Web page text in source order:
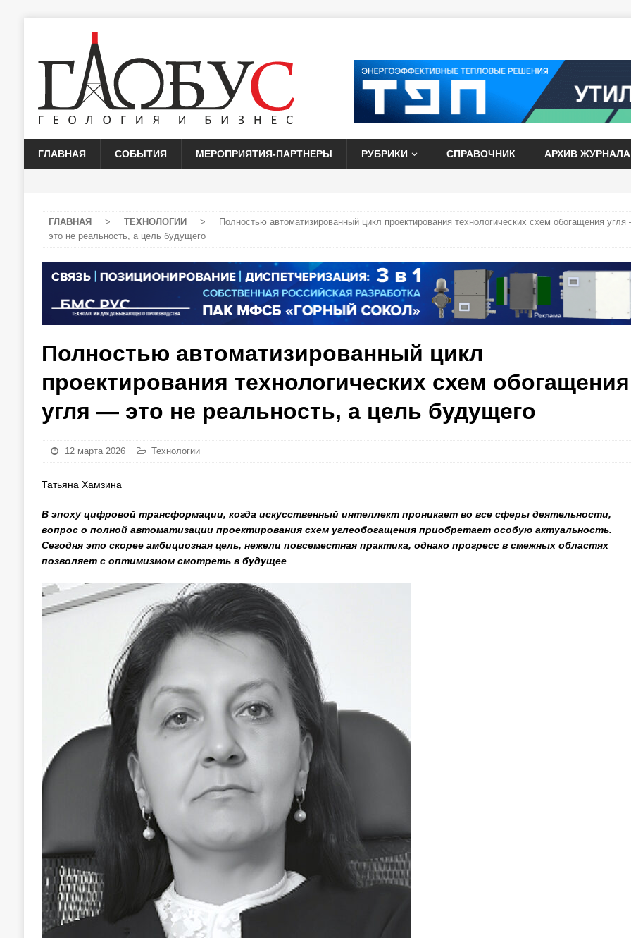
ГЛАВНАЯ СОБЫТИЯ МЕРОПРИЯТИЯ-ПАРТНЕРЫ РУБРИКИ СПРАВОЧНИК АРХИВ ЖУРНАЛА
ГЛАВНАЯ > ТЕХНОЛОГИИ >
Полностью автоматизированный цикл проектирования технологических схем обогащения
это не реальность, а цель будущего
Полностью автоматизированный цикл
проектирования технологических схем обогащения
угля — это не реальность, а цель будущего
12 марта 2026 Технологии
Татьяна Хамзина
В эпоху цифровой трансформации, когда искусственный интеллект проникает во все сферы деятельности,
вопрос о полной автоматизации проектирования схем углеобогащения приобретает особую актуальность.
Сегодня это скорее амбициозная цель, нежели повсеместная практика, однако прогресс в смежных областях
позволяет с оптимизмом смотреть в будущее.